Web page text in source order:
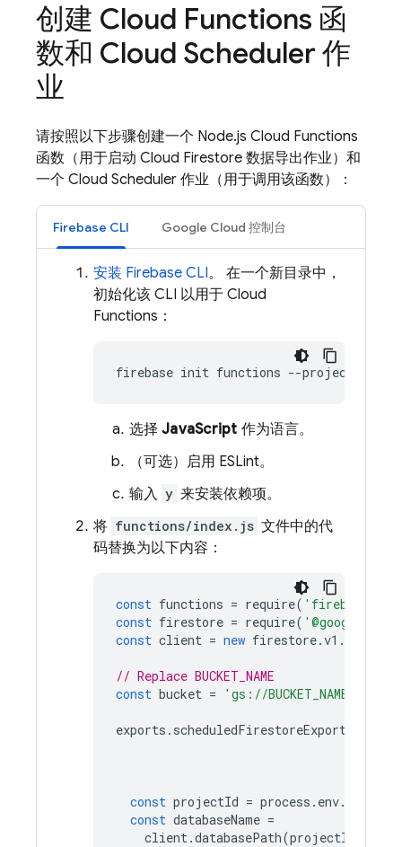
创建 Cloud Functions 函
数和 Cloud Scheduler 作
业
请按照以下步骤创建一个 Node.js Cloud Functions
函数（用于启动 Cloud Firestore 数据导出作业）和
一个 Cloud Scheduler 作业（用于调用该函数）：
Firebase CLI Google Cloud 控制台
安装 Firebase CLI。 在一个新目录中，
初始化该 CLI 以用于 Cloud
Functions ：
firebase init functions --project
选择 JavaScript 作为语言。
（可选）启用 ESLint。
输入 y 来安装依赖项。
将 functions/index.js 文件中的代
码替换为以下内容：
const functions = require( 'firebase-
const firestore = require( '@google-
const client = new firestore.v1 .
// Replace BUCKET_NAME
const bucket = 'gs://BUCKET_NAME'
exports . scheduledFirestoreExport
const projectId = process . env.
const databaseName =
client.databasePath(projectId